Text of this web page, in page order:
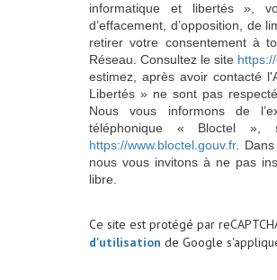
informatique et libertés »,
d’effacement, d’opposition, de
retirer votre consentement à
Réseau. Consultez le site
estimez, après avoir contacté
Libertés » ne sont pas
Nous vous informons de
téléphonique « Bloctel
https://www.bloctel.gouv.fr.
nous vous invitons à ne pas
libre.
Ce site est protégé par
d'utilisation de Google